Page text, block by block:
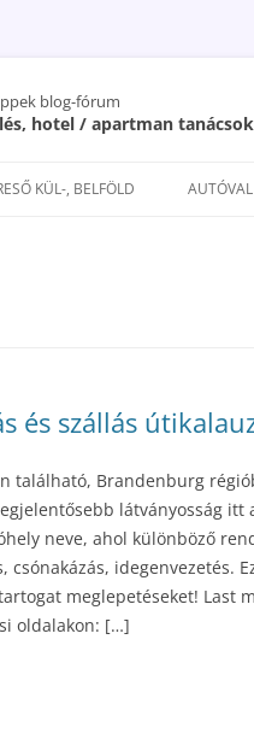
blog-fórum
hotel / apartman tanácsok
KÜL-, BELFÖLD AUTÓVAL
és szállás
található, Brandenburg
látványosság itt
neve, ahol különböző
csónakázás, idegenvezetés.
meglepetéseket! Last
oldalakon: […]